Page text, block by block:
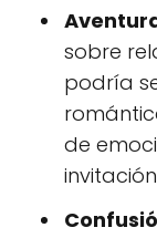
sobre
podría
de